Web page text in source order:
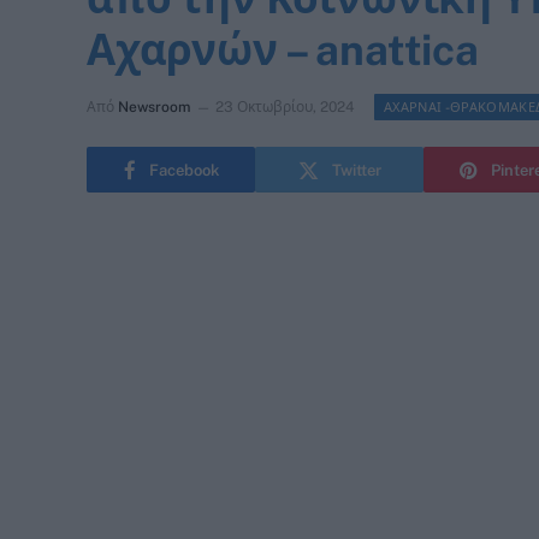
Αχαρνών – anattica
Από Newsroom 23 Οκτωβρίου, 2024 ΑΧΑΡΝΑΙ -
Facebook Twitter